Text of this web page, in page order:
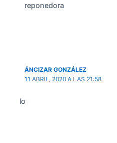
reponedora
ÁNCIZAR GONZÁLEZ
11 ABRIL, 2020 A LAS 21:58
lo